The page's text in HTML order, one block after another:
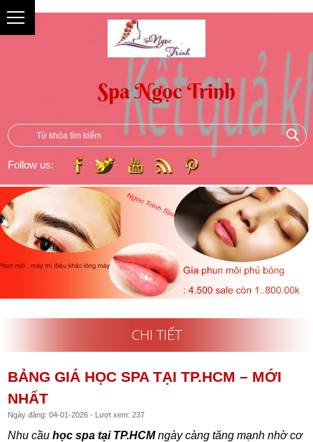
Follow us:
CHI TIẾT
BẢNG GIÁ HỌC SPA TẠI TP.HCM – MỚI
NHẤT
Ngày đăng: 04-01-2026 - Lượt xem: 237
Nhu cầuhọc spa tại TP.HCMngày càng tăng mạnh nhờ cơ